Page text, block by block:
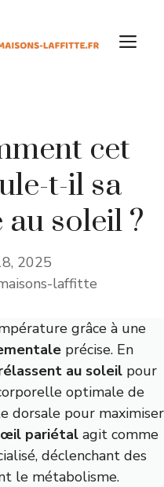
cet
t-il sa
soleil ?
2025
laffitte
grâce à une
précise. En
au soleil pour
optimale de
dorsale pour maximiser
œil pariétal agit comme
déclenchant des
le métabolisme.